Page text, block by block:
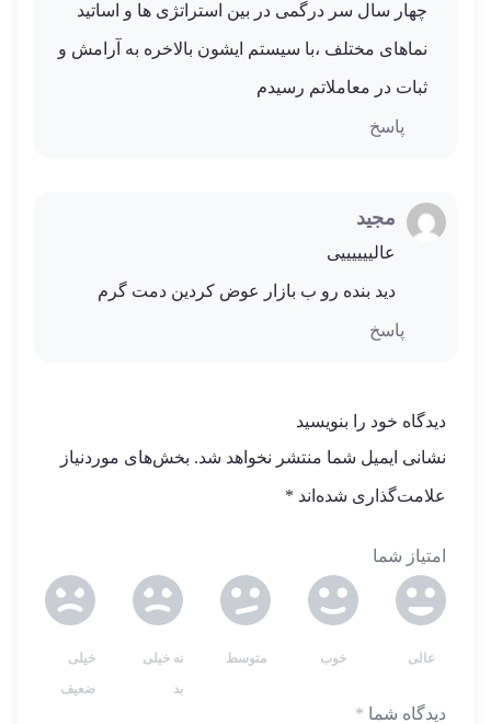
چهار سال سر درگمی در بین استراتژی ها و اساتید
نماهای مختلف ،با سیستم ایشون بالاخره به آرامش و
ثبات در معاملاتم رسیدم
پاسخ
مجید
عالییییییی
دید بنده رو ب بازار عوض کردین دمت گرم
پاسخ
دیدگاه خود را بنویسید
نشانی ایمیل شما منتشر نخواهد شد. بخش‌های موردنیاز
علامت‌گذاری شده‌اند *
امتیاز شما
خیلی
ضعیف
نه خیلی
بد
متوسط خوب عالی
دیدگاه شما *